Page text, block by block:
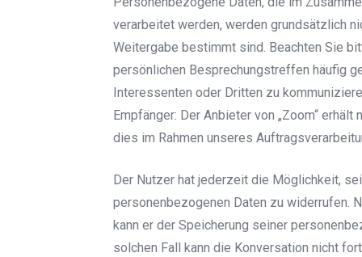
verarbeitet werden, werden grundsätzlich
Weitergabe bestimmt sind. Beachten Sie
persönlichen Besprechungstreffen häufig
Interessenten oder Dritten zu
Empfänger: Der Anbieter von „Zoom“
dies im Rahmen unseres
Der Nutzer hat jederzeit die Möglichkeit,
personenbezogenen Daten zu widerrufen.
kann er der Speicherung seiner
solchen Fall kann die Konversation nicht